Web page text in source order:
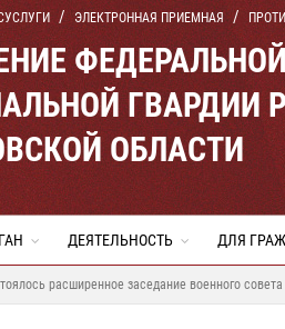
ЭЛЕКТРОННАЯ ПРИЕМНАЯ
ГВАРДИИ
ОБЛАСТИ
ДЕЯТЕЛЬНОСТЬ ДЛЯ
расширенное заседание военного